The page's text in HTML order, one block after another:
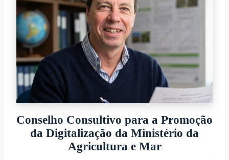
Conselho Consultivo para a Promoção
da Digitalização da Ministério da
Agricultura e Mar